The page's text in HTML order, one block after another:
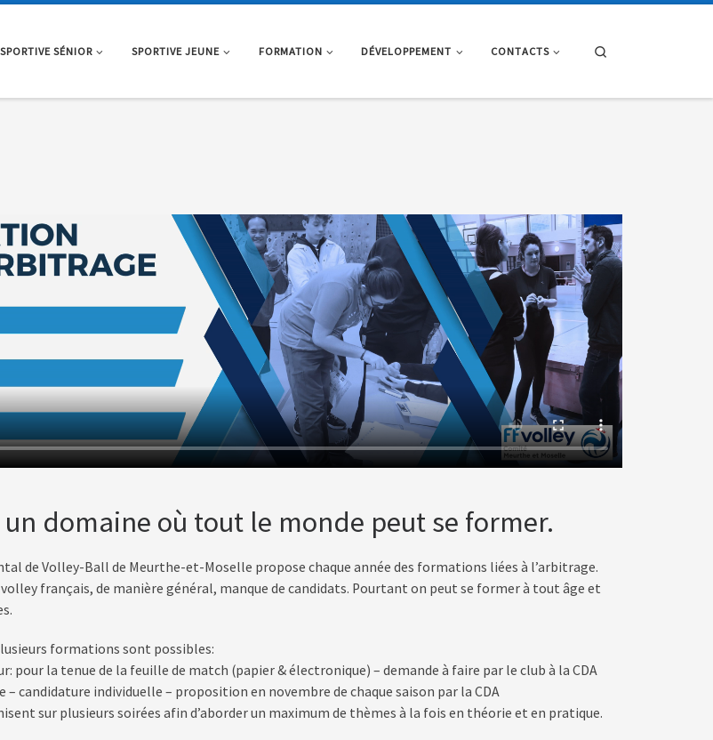
SPORTIVE SÉNIOR SPORTIVE JEUNE FORMATION DÉVELOPPEMENT CONTACTS
un domaine où tout le monde peut se former.
de Volley-Ball de Meurthe-et-Moselle propose chaque année des formations liées à l’arbitrage.
volley français, de manière général, manque de candidats. Pourtant on peut se former à tout âge et
formations sont possibles:
pour la tenue de la feuille de match (papier & électronique) – demande à faire par le club à la CDA
candidature individuelle – proposition en novembre de chaque saison par la CDA
sur plusieurs soirées afin d’aborder un maximum de thèmes à la fois en théorie et en pratique.